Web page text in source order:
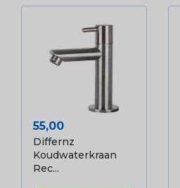
Prijs
55,00
Differnz
Koudwaterkraan
Rec...